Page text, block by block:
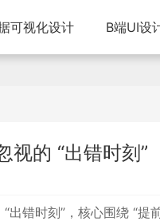
可视化设计 B端UI设
视的 “出错时刻”
出错时刻”，核心围绕 “